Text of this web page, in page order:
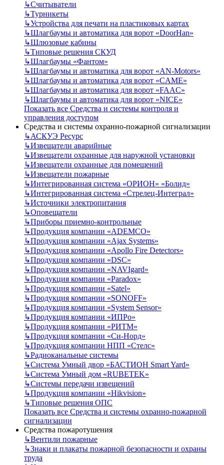
↳Считыватели
↳Турникеты
↳Устройства для печати на пластиковых картах
↳Шлагбаумы и автоматика для ворот «DoorHan»
↳Шлюзовые кабины
↳Типовые решения СКУД
↳Шлагбаумы «Фантом»
↳Шлагбаумы и автоматика для ворот «AN-Motors»
↳Шлагбаумы и автоматика для ворот «CAME»
↳Шлагбаумы и автоматика для ворот «FAAC»
↳Шлагбаумы и автоматика для ворот «NICE»
Показать все Средства и системы контроля и
управления доступом
Средства и системы охранно-пожарной сигнализации
↳АСКУЭ Ресурс
↳Извещатели аварийные
↳Извещатели охранные для наружной установки
↳Извещатели охранные для помещений
↳Извещатели пожарные
↳Интегрированная система «ОРИОН» «Болид»
↳Интегрированная система «Стрелец-Интеграл»
↳Источники электропитания
↳Оповещатели
↳Приборы приемно-контрольные
↳Продукция компании «ADEMCO»
↳Продукция компании «Ajax Systems»
↳Продукция компании «Apollo Fire Detectors»
↳Продукция компании «DSC»
↳Продукция компании «NAVIgard»
↳Продукция компании «Paradox»
↳Продукция компании «Satel»
↳Продукция компании «SONOFF»
↳Продукция компании «System Sensor»
↳Продукция компании «ИПРо»
↳Продукция компании «РИТМ»
↳Продукция компании «Си-Норд»
↳Продукция компании НПП «Стелс»
↳Радиоканальные системы
↳Система Умный двор «БАСТИОН Smart Yard»
↳Система Умный дом «RUBETEK»
↳Системы передачи извещений
↳Продукция компании «Hikvision»
↳Типовые решения ОПС
Показать все Средства и системы охранно-пожарной
сигнализации
Средства пожаротушения
↳Вентили пожарные
↳Знаки и плакаты пожарной безопасности и охраны
труда